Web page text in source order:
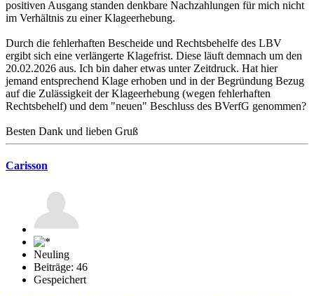
positiven Ausgang standen denkbare Nachzahlungen für mich nicht
im Verhältnis zu einer Klageerhebung.
Durch die fehlerhaften Bescheide und Rechtsbehelfe des LBV
ergibt sich eine verlängerte Klagefrist. Diese läuft demnach um den
20.02.2026 aus. Ich bin daher etwas unter Zeitdruck. Hat hier
jemand entsprechend Klage erhoben und in der Begründung Bezug
auf die Zulässigkeit der Klageerhebung (wegen fehlerhaften
Rechtsbehelf) und dem "neuen" Beschluss des BVerfG genommen?
Besten Dank und lieben Gruß
Carisson
Neuling
Beiträge: 46
Gespeichert